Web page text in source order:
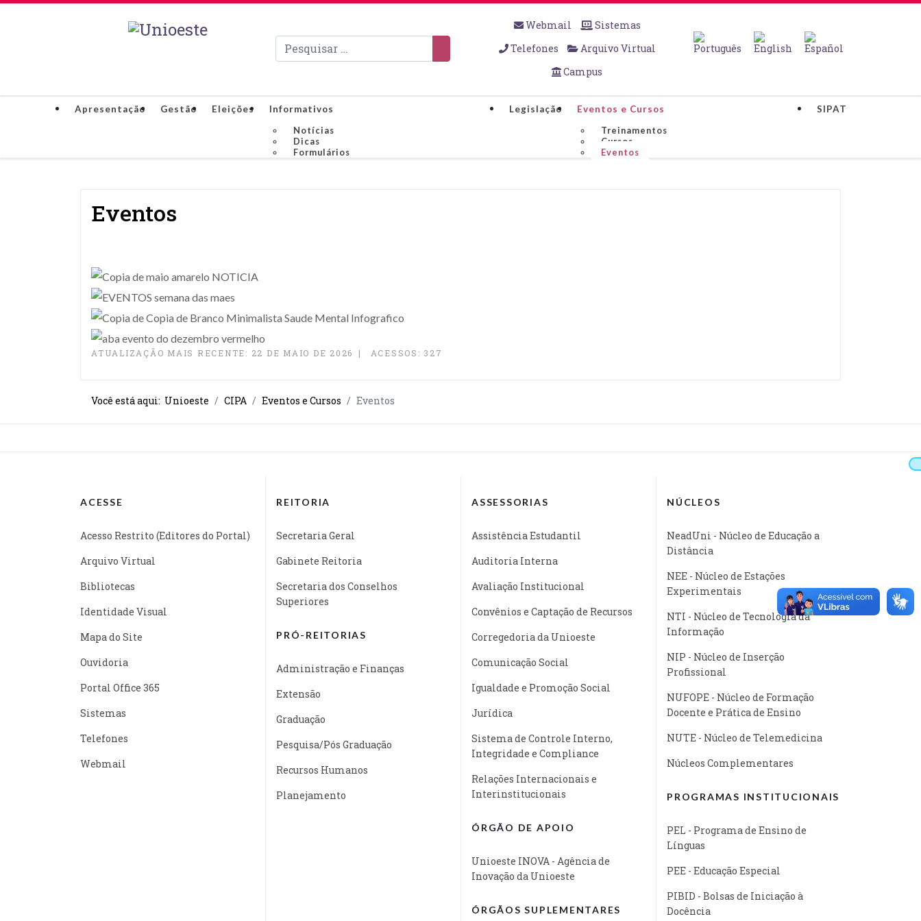
Pesquisar
Webmail
Sistemas
Telefones
Arquivo Virtual
Campus
Apresentação Gestão Eleições
Informativos
Notícias
Dicas
Formulários
Legislação
Eventos e Cursos
Treinamentos
Cursos
Eventos
SIPAT
Eventos
ATUALIZAÇÃO MAIS RECENTE: 22 DE MAIO DE 2026 ACESSOS: 327
Você está aqui: Unioeste CIPA Eventos e Cursos Eventos
ACESSE
Acesso Restrito (Editores do Portal)
Arquivo Virtual
Bibliotecas
Identidade Visual
Mapa do Site
Ouvidoria
Portal Office 365
Sistemas
Telefones
Webmail
REITORIA
Secretaria Geral
Gabinete Reitoria
Secretaria dos Conselhos
Superiores
PRÓ-REITORIAS
Administração e Finanças
Extensão
Graduação
Pesquisa/Pós Graduação
Recursos Humanos
Planejamento
ASSESSORIAS
Assistência Estudantil
Auditoria Interna
Avaliação Institucional
Convênios e Captação de Recursos
Corregedoria da Unioeste
Comunicação Social
Igualdade e Promoção Social
Jurídica
Sistema de Controle Interno,
Integridade e Compliance
Relações Internacionais e
Interinstitucionais
ÓRGÃO DE APOIO
Unioeste INOVA - Agência de
Inovação da Unioeste
ÓRGÃOS SUPLEMENTARES
NÚCLEOS
NeadUni - Núcleo de Educação a
Distância
NEE - Núcleo de Estações
Experimentais
NTI - Núcleo de Tecnologia da
Informação
NIP - Núcleo de Inserção
Profissional
NUFOPE - Núcleo de Formação
Docente e Prática de Ensino
NUTE - Núcleo de Telemedicina
Núcleos Complementares
PROGRAMAS INSTITUCIONAIS
PEL - Programa de Ensino de
Línguas
PEE - Educação Especial
PIBID - Bolsas de Iniciação à
Docência